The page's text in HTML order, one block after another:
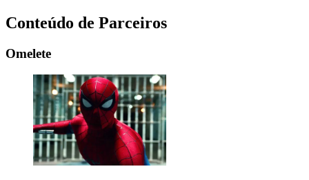
Conteúdo de Parceiros
Omelete